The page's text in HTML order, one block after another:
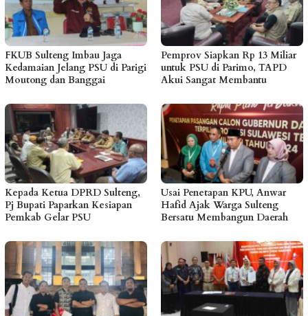
FKUB Sulteng Imbau Jaga
Kedamaian Jelang PSU di Parigi
Moutong dan Banggai
Pemprov Siapkan Rp 13 Miliar
untuk PSU di Parimo, TAPD
Akui Sangat Membantu
Kepada Ketua DPRD Sulteng,
Pj Bupati Paparkan Kesiapan
Pemkab Gelar PSU
Usai Penetapan KPU, Anwar
Hafid Ajak Warga Sulteng
Bersatu Membangun Daerah